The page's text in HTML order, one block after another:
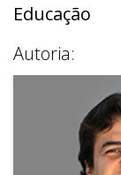
Educação
Autoria: